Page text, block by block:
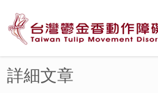
詳細文章